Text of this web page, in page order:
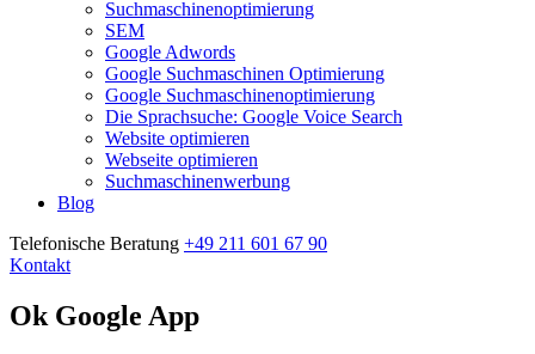
Suchmaschinenoptimierung
SEM
Google Adwords
Google Suchmaschinen Optimierung
Google Suchmaschinenoptimierung
Die Sprachsuche: Google Voice Search
Website optimieren
Webseite optimieren
Suchmaschinenwerbung
Blog
Telefonische Beratung +49 211 601 67 90
Kontakt
Ok Google App